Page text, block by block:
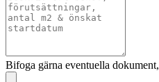
Bifoga gärna eventuella